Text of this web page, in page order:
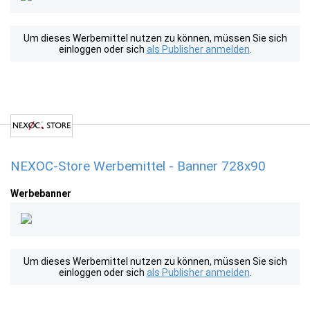
Um dieses Werbemittel nutzen zu können, müssen Sie sich
einloggen oder sich als Publisher anmelden
NEXOC-Store Werbemittel - Banner 728x90
Werbebanner
Um dieses Werbemittel nutzen zu können, müssen Sie sich
einloggen oder sich als Publisher anmelden